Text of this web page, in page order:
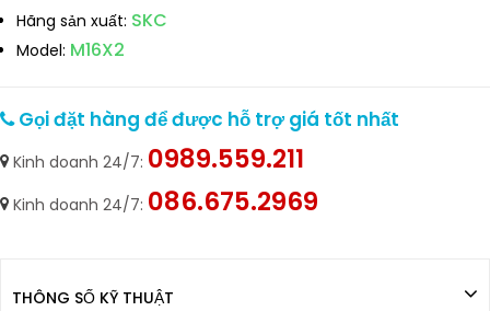
Hãng sản xuất: SKC
Model: M16X2
Gọi đặt hàng để được hỗ trợ giá tốt nhất
Kinh doanh 24/7: 0989.559.211
Kinh doanh 24/7: 086.675.2969
THÔNG SỐ KỸ THUẬT